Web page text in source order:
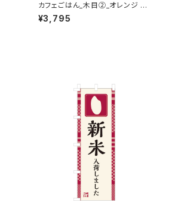
カフェごはん_木目②_オレンジ の
ぼり旗
¥3,795